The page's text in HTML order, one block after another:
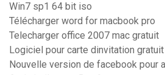
Win7 sp1 64 bit iso
Télécharger word for macbook pro
Telecharger office 2007 mac gratuit
Logiciel pour carte dinvitation gratuit
Nouvelle version de facebook pour